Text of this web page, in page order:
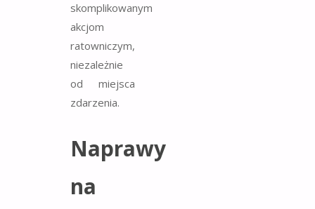
skomplikowanym
akcjom
ratowniczym,
niezależnie
od miejsca
zdarzenia.
Naprawy
na